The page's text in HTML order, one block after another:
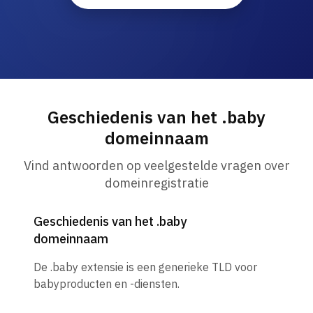
Geschiedenis van het .baby
domeinnaam
Vind antwoorden op veelgestelde vragen over
domeinregistratie
Geschiedenis van het .baby
domeinnaam
De .baby extensie is een generieke TLD voor
babyproducten en -diensten.